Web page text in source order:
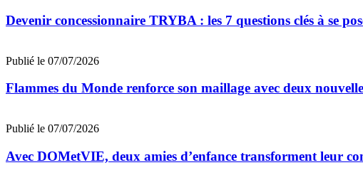
Devenir concessionnaire TRYBA : les 7 questions clés à se
Publié le 07/07/2026
Flammes du Monde renforce son maillage avec deux
Publié le 07/07/2026
Avec DOMetVIE, deux amies d’enfance transforment leur